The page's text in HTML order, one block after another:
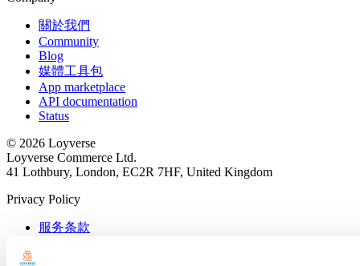
關於我們
Community
Blog
媒體工具包
App marketplace
API documentation
Status
© 2026 Loyverse
Loyverse Commerce Ltd.
41 Lothbury, London, EC2R 7HF, United Kingdom
Privacy Policy
服务条款